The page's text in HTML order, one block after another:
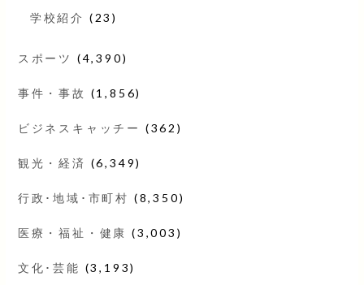
学校紹介 (23)
スポーツ (4,390)
事件・事故 (1,856)
ビジネスキャッチー (362)
観光・経済 (6,349)
行政･地域･市町村 (8,350)
医療・福祉・健康 (3,003)
文化･芸能 (3,193)